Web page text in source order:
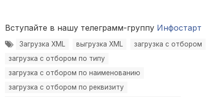
Вступайте в нашу телеграмм-группу Инфостарт
Загрузка XML выгрузка XML
загрузка с отбором
загрузка с отбором по типу
загрузка с отбором по наименованию
загрузка с отбором по реквизиту